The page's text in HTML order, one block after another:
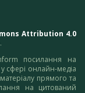
Attribution 4.0
посилання на
у сфері онлайн-медіа
прямого та
на цитований